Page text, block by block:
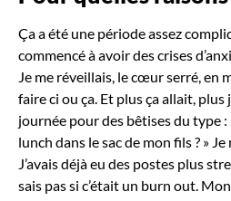
Ça a été une période assez
commencé à avoir des crises
Je me réveillais, le cœur serré, en
faire ci ou ça. Et plus ça allait, plus
journée pour des bêtises du type :
lunch dans le sac de mon fils ? »
J’avais déjà eu des postes plus
sais pas si c’était un burn out.